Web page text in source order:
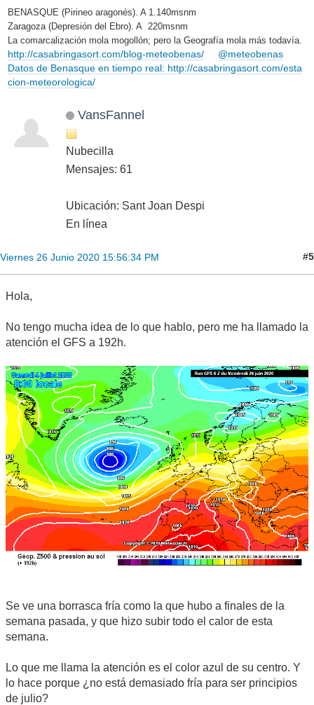
BENASQUE (Pirineo aragonés). A 1.140msnm
Zaragoza (Depresión del Ebro). A 220msnm
La comarcalización mola mogollón; pero la Geografía mola más todavía.
http://casabringasort.com/blog-meteobenas/
@meteobenas
Datos de Benasque en tiempo real: http://casabringasort.com/esta
cion-meteorologica/
VansFannel
Nubecilla
Mensajes: 61
Ubicación: Sant Joan Despi
En línea
Viernes 26 Junio 2020 15:56:34 PM #5
Hola,
No tengo mucha idea de lo que hablo, pero me ha llamado la
atención el GFS a 192h.
Se ve una borrasca fría como la que hubo a finales de la
semana pasada, y que hizo subir todo el calor de esta
semana.
Lo que me llama la atención es el color azul de su centro. Y
lo hace porque ¿no está demasiado fría para ser principios
de julio?